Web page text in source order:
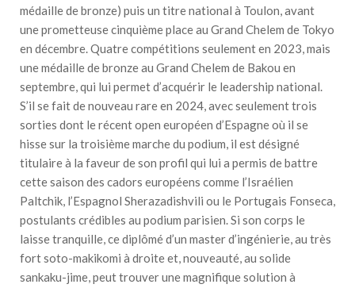
médaille de bronze) puis un titre national à Toulon, avant
une prometteuse cinquième place au Grand Chelem de Tokyo
en décembre. Quatre compétitions seulement en 2023, mais
une médaille de bronze au Grand Chelem de Bakou en
septembre, qui lui permet d’acquérir le leadership national.
S’il se fait de nouveau rare en 2024, avec seulement trois
sorties dont le récent open européen d’Espagne où il se
hisse sur la troisième marche du podium, il est désigné
titulaire à la faveur de son profil qui lui a permis de battre
cette saison des cadors européens comme l’Israélien
Paltchik, l’Espagnol Sherazadishvili ou le Portugais Fonseca,
postulants crédibles au podium parisien. Si son corps le
laisse tranquille, ce diplômé d’un master d’ingénierie, au très
fort soto-makikomi à droite et, nouveauté, au solide
sankaku-jime, peut trouver une magnifique solution à